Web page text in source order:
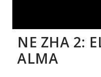
NE ZHA 2:
ALMA